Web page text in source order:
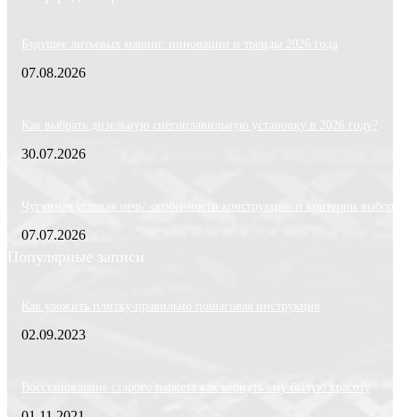
Будущее литьевых машин: инновации и тренды 2026 года
07.08.2026
Как выбрать дизельную снегоплавильную установку в 2026 году?
30.07.2026
Чугунная угловая печь: особенности конструкции и критерии выбора
07.07.2026
Популярные записи
Как уложить плитку правильно пошаговая инструкция
02.09.2023
Восстановление старого паркета как вернуть ему былую красоту